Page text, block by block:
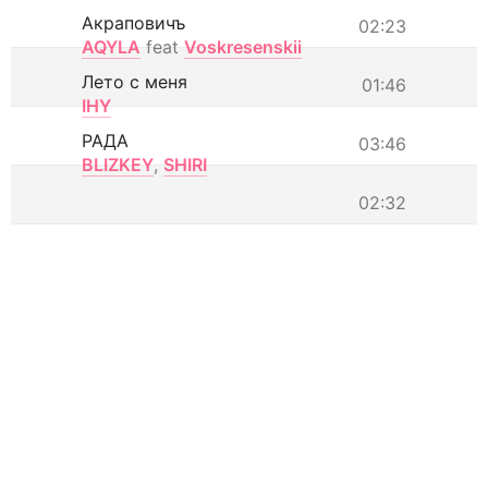
02:23
Акраповичъ
AQYLA feat Voskresenskii
01:46
Лето с меня
IHY
03:46
РАДА
BLIZKEY, SHIRI
02:32